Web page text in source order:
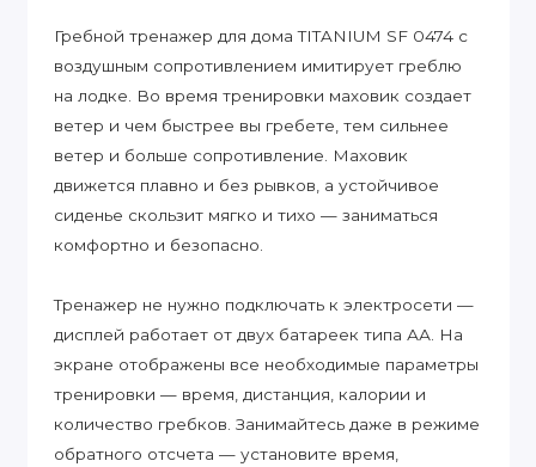
Гребной тренажер для дома TITANIUM SF 0474 с
воздушным сопротивлением имитирует греблю
на лодке. Во время тренировки маховик создает
ветер и чем быстрее вы гребете, тем сильнее
ветер и больше сопротивление. Маховик
движется плавно и без рывков, а устойчивое
сиденье скользит мягко и тихо — заниматься
комфортно и безопасно.
Тренажер не нужно подключать к электросети —
дисплей работает от двух батареек типа АА. На
экране отображены все необходимые параметры
тренировки — время, дистанция, калории и
количество гребков. Занимайтесь даже в режиме
обратного отсчета — установите время,